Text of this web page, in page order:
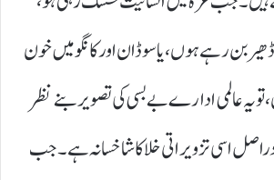
ڈھیر بن رہے ہوں، یا سوڈان اور کانگو میں خون
یہ عالمی ادارے بے بسی کی تصویر بنے نظر
اسی تزویراتی خلا کا شاخسانہ ہے۔ جب